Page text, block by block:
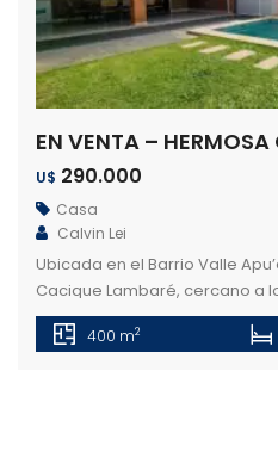
EN VENTA – HERMOSA
U$ 290.000
Casa
Calvin Lei
Ubicada en el Barrio Valle
Cacique Lambaré, cercano a
importantes de la ciudad,
comerciales. Características:
400 m2